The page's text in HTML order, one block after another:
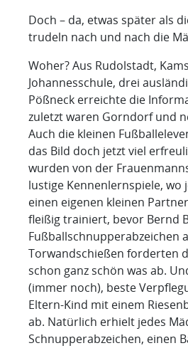
Doch – da, etwas später als
trudeln nach und nach die
Woher? Aus Rudolstadt,
Johannesschule, drei
Pößneck erreichte die
zuletzt waren Gorndorf und
Auch die kleinen
das Bild doch jetzt viel
wurden von der
lustige Kennenlernspiele, wo
einen eigenen kleinen
fleißig trainiert, bevor Bernd
Fußballschnupperabzeichen
Torwandschießen forderten
schon ganz schön was ab.
(immer noch), beste
Eltern-Kind mit einem
ab. Natürlich erhielt jedes
Schnupperabzeichen, einen